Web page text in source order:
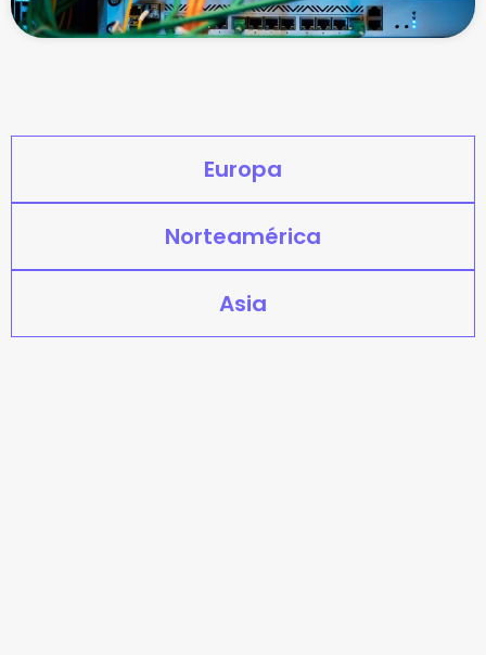
Europa
Norteamérica
Asia